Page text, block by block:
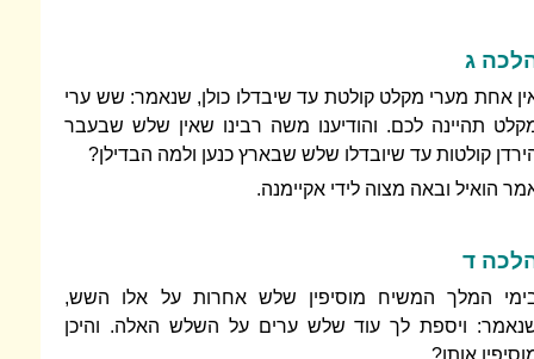
ג
אחת מערי מקלט קולטת עד שיבדלו כולן, שנאמר: שש ערי
תהיינה לכם. והודיענו משה רבינו שאין שלש שבעבר
קולטות עד שיובדלו שלש שבארץ כנען ולמה הבדילן?
הואיל ובאה מצוה לידי אקיימנה.
ד
המלך המשיח מוסיפין שלש אחרות על אלו השש,
ויספת לך עוד שלש ערים על השלש האלה. והיכן
אותן?